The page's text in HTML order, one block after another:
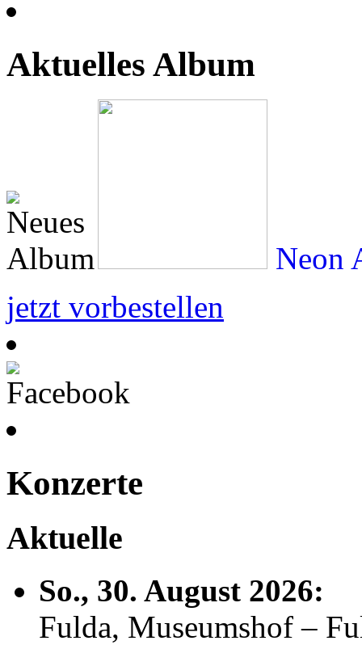
Aktuelles Album
Neon
jetzt vorbestellen
Konzerte
Aktuelle
So., 30. August 2026:
Fulda, Museumshof –